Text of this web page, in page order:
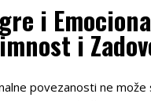
i
i
povezanosti ne